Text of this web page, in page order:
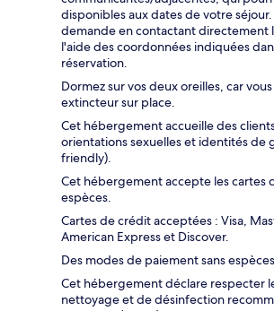
disponibles aux dates de votre
demande en contactant directement
l'aide des coordonnées indiquées
réservation.
Dormez sur vos deux oreilles, car
extincteur sur place.
Cet hébergement accueille des
orientations sexuelles et identités de
friendly).
Cet hébergement accepte les cartes
espèces.
Cartes de crédit acceptées : Visa,
American Express et Discover.
Des modes de paiement sans
Cet hébergement déclare respecter
nettoyage et de désinfection